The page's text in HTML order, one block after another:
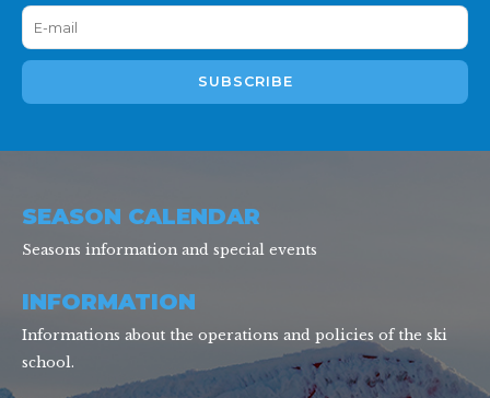
SEASON CALENDAR
Seasons information and special events
INFORMATION
Informations about the operations and policies of the ski
school.